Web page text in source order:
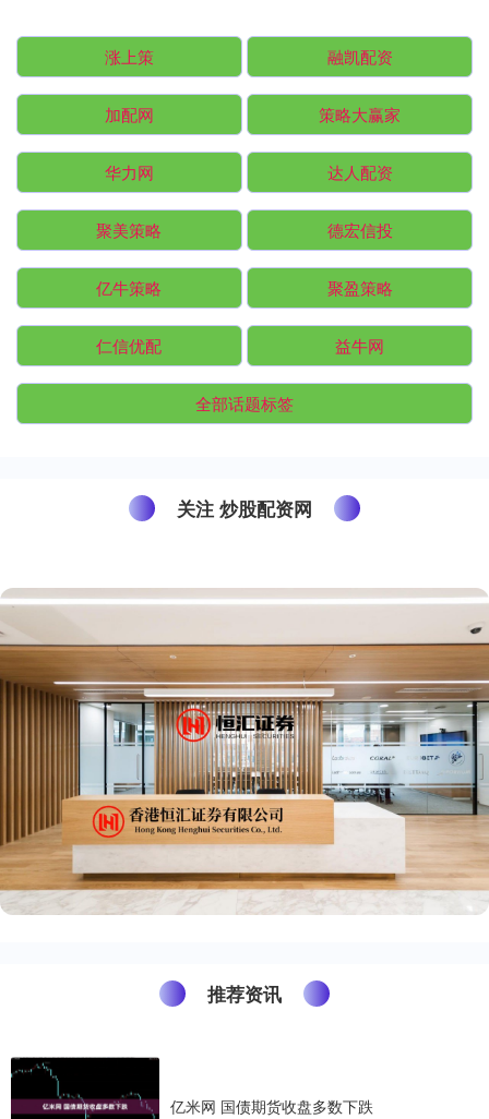
涨上策 融凯配资
加配网 策略大赢家
华力网 达人配资
聚美策略 德宏信投
亿牛策略 聚盈策略
仁信优配 益牛网
全部话题标签
关注 炒股配资网
推荐资讯
亿米网 国债期货收盘多数下跌